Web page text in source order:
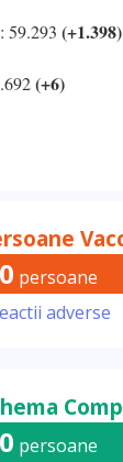
59.293 (+1.398)
(+6)